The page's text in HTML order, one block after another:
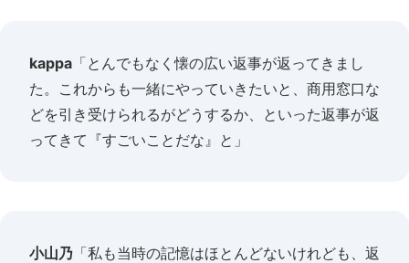
kappa 「とんでもなく懐の広い返事が返ってきまし
た。これからも一緒にやっていきたいと、商用窓口な
どを引き受けられるがどうするか、といった返事が返
ってきて『すごいことだな』と」
小山乃 「私も当時の記憶はほとんどないけれども、返